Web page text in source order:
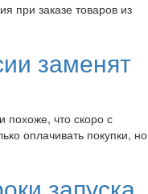
при заказе товаров из
заменят
что скоро с
оплачивать покупки, но